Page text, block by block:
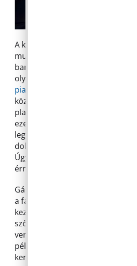
A közösségi
munkáján keresztül is kötődik.
bankban dolgozott, de nyolc
olyan projekteket indít (
piactér
közösségi kerteket, közösségi
platformot, különböző helyi
ezek nem mindig hoztak anyagi
legnagyobb érték az, hogy olyan
dolgozhat együtt, akikkel jó
Úgy látja, hogy ezek a
érnek, mint bármilyen pénzügyi
Gábor arról is beszélt,
a faluban működő önkéntes és
kezdeményezéseket, mint
szőlészetet, ahol közösen
venne részt további hasonló
például focipálya
kert kialakításában.